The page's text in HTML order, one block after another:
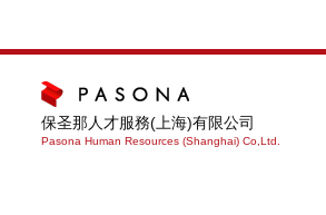
保圣那人才服務(上海)有限公司
Pasona Human Resources (Shanghai) Co,Ltd.